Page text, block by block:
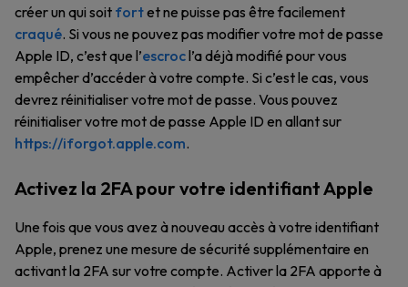
créer un qui soit fortet ne puisse pas être facilement
craqué. Si vous ne pouvez pas modifier votre mot de passe
Apple ID, c’est que l’escrocl’a déjà modifié pour vous
empêcher d’accéder à votre compte. Si c’est le cas, vous
devrez réinitialiser votre mot de passe. Vous pouvez
réinitialiser votre mot de passe Apple ID en allant sur
https://iforgot.apple.com.
Activez la 2FA pour votre identifiant Apple
Une fois que vous avez à nouveau accès à votre identifiant
Apple, prenez une mesure de sécurité supplémentaire en
activant la 2FA sur votre compte. Activer la 2FA apporte à